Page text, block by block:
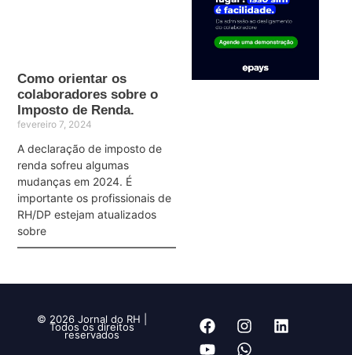
Como orientar os
colaboradores sobre o
Imposto de Renda.
fevereiro 7, 2024
A declaração de imposto de
renda sofreu algumas
mudanças em 2024. É
importante os profissionais de
RH/DP estejam atualizados
sobre
© 2026 Jornal do RH |
Todos os direitos
reservados